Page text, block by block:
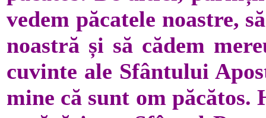
vedem păcatele noastre,
noastră și să cădem
cuvinte ale Sfântului
mine că sunt om